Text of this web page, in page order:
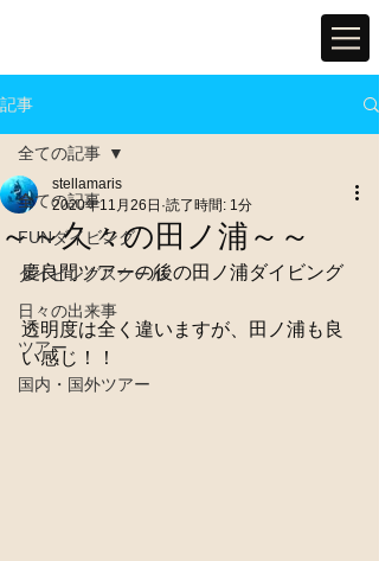
記事
全ての記事
FUNダイビング
ダイビングスクール
日々の出来事
ツアー
国内・国外ツアー
全ての記事
～～久々の田ノ浦～～
stellamaris
2020年11月26日 読了時間: 1分
慶良間ツアーの後の田ノ浦ダイビング
透明度は全く違いますが、田ノ浦も良
い感じ！！